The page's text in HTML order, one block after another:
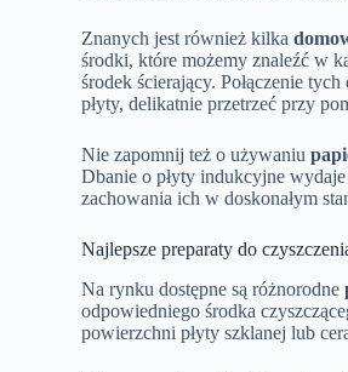
Znanych jest również kilka
środki, które możemy znaleźć w
środek ścierający. Połączenie
płyty, delikatnie przetrzeć przy
Nie zapomnij też o używaniu
Dbanie o płyty indukcyjne
zachowania ich w doskonałym
Najlepsze preparaty do
Na rynku dostępne są różnorodne
odpowiedniego środka
powierzchni płyty szklanej lub